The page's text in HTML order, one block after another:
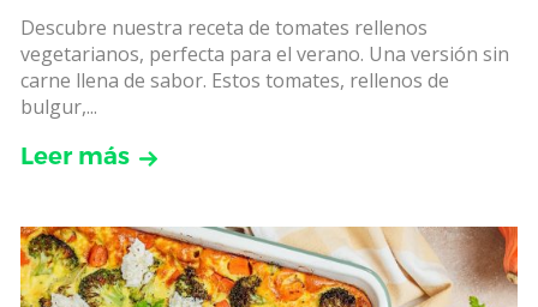
Descubre nuestra receta de tomates rellenos
vegetarianos, perfecta para el verano. Una versión sin
carne llena de sabor. Estos tomates, rellenos de
bulgur,...
Leer más